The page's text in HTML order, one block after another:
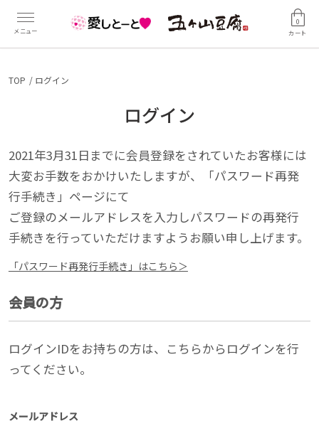
カート
0
TOP ログイン
ログイン
2021年3月31日までに会員登録をされていたお客様には
大変お手数をおかけいたしますが、「パスワード再発
行手続き」ページにて
ご登録のメールアドレスを入力しパスワードの再発行
手続きを行っていただけますようお願い申し上げます。
「パスワード再発行手続き」はこちら＞
会員の方
ログインIDをお持ちの方は、こちらからログインを行
ってください。
メールアドレス